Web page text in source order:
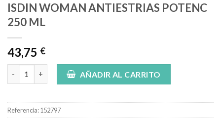
ISDIN WOMAN ANTIESTRIAS POTENC
250 ML
43,75 €
ISDIN WOMAN ANTIESTRIAS POTENC 250 ML cantidad
AÑADIR AL CARRITO
Referencia:152797